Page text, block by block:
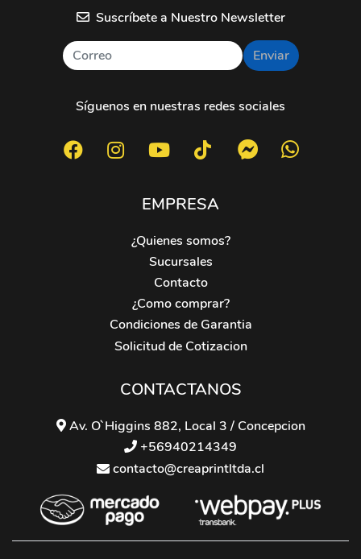
Suscríbete a Nuestro Newsletter
Enviar
Síguenos en nuestras redes sociales
EMPRESA
¿Quienes somos?
Sucursales
Contacto
¿Como comprar?
Condiciones de Garantia
Solicitud de Cotizacion
CONTACTANOS
Av. O`Higgins 882, Local 3 / Concepcion
+56940214349
contacto@creaprintltda.cl